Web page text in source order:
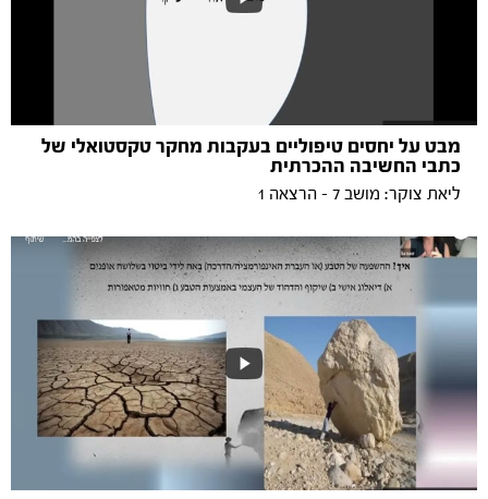
מבט על יחסים טיפוליים בעקבות מחקר טקסטואלי של
כתבי החשיבה ההכרתית
ליאת צוקר: מושב 7 - הרצאה 1